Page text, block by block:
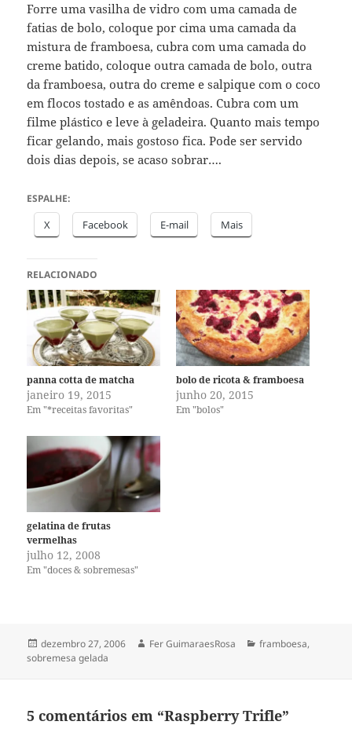
Forre uma vasilha de vidro com uma camada de
fatias de bolo, coloque por cima uma camada da
mistura de framboesa, cubra com uma camada do
creme batido, coloque outra camada de bolo, outra
da framboesa, outra do creme e salpique com o coco
em flocos tostado e as amêndoas. Cubra com um
filme plástico e leve à geladeira. Quanto mais tempo
ficar gelando, mais gostoso fica. Pode ser servido
dois dias depois, se acaso sobrar….
ESPALHE:
X Facebook E-mail Mais
RELACIONADO
panna cotta de matcha
janeiro 19, 2015
Em "*receitas favoritas"
bolo de ricota & framboesa
junho 20, 2015
Em "bolos"
gelatina de frutas
vermelhas
julho 12, 2008
Em "doces & sobremesas"
Publicado
em
dezembro 27, 2006 Autor
Fer GuimaraesRosa Categorias
framboesa,
sobremesa gelada
5 comentários em “Raspberry Trifle”